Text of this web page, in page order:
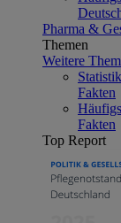
Pharma &
Themen
Weitere
Fakten
Fakten
Top Report